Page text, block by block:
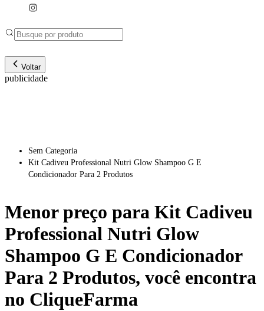
Voltar
publicidade
Sem Categoria
Kit Cadiveu Professional Nutri Glow Shampoo G E
Condicionador Para 2 Produtos
Menor preço para Kit Cadiveu
Professional Nutri Glow
Shampoo G E Condicionador
Para 2 Produtos, você encontra
no CliqueFarma